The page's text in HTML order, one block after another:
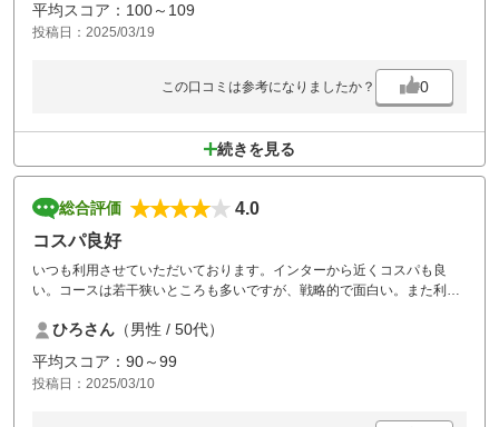
平均スコア：100～109
投稿日：2025/03/19
この口コミは参考になりましたか？ 0
続きを見る
総合評価
4.0
コスパ良好
いつも利用させていただいております。インターから近くコスパも良
い。コースは若干狭いところも多いですが、戦略的で面白い。また利用
です。
ひろさん （男性 / 50代）
平均スコア：90～99
投稿日：2025/03/10